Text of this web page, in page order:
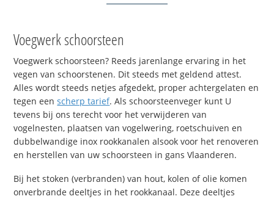
Voegwerk schoorsteen
Voegwerk schoorsteen? Reeds jarenlange ervaring in het
vegen van schoorstenen. Dit steeds met geldend attest.
Alles wordt steeds netjes afgedekt, proper achtergelaten en
tegen eenscherp tarief. Als schoorsteenveger kunt U
tevens bij ons terecht voor het verwijderen van
vogelnesten, plaatsen van vogelwering, roetschuiven en
dubbelwandige inox rookkanalen alsook voor het renoveren
en herstellen van uw schoorsteen in gans Vlaanderen.
Bij het stoken (verbranden) van hout, kolen of olie komen
onverbrande deeltjes in het rookkanaal. Deze deeltjes